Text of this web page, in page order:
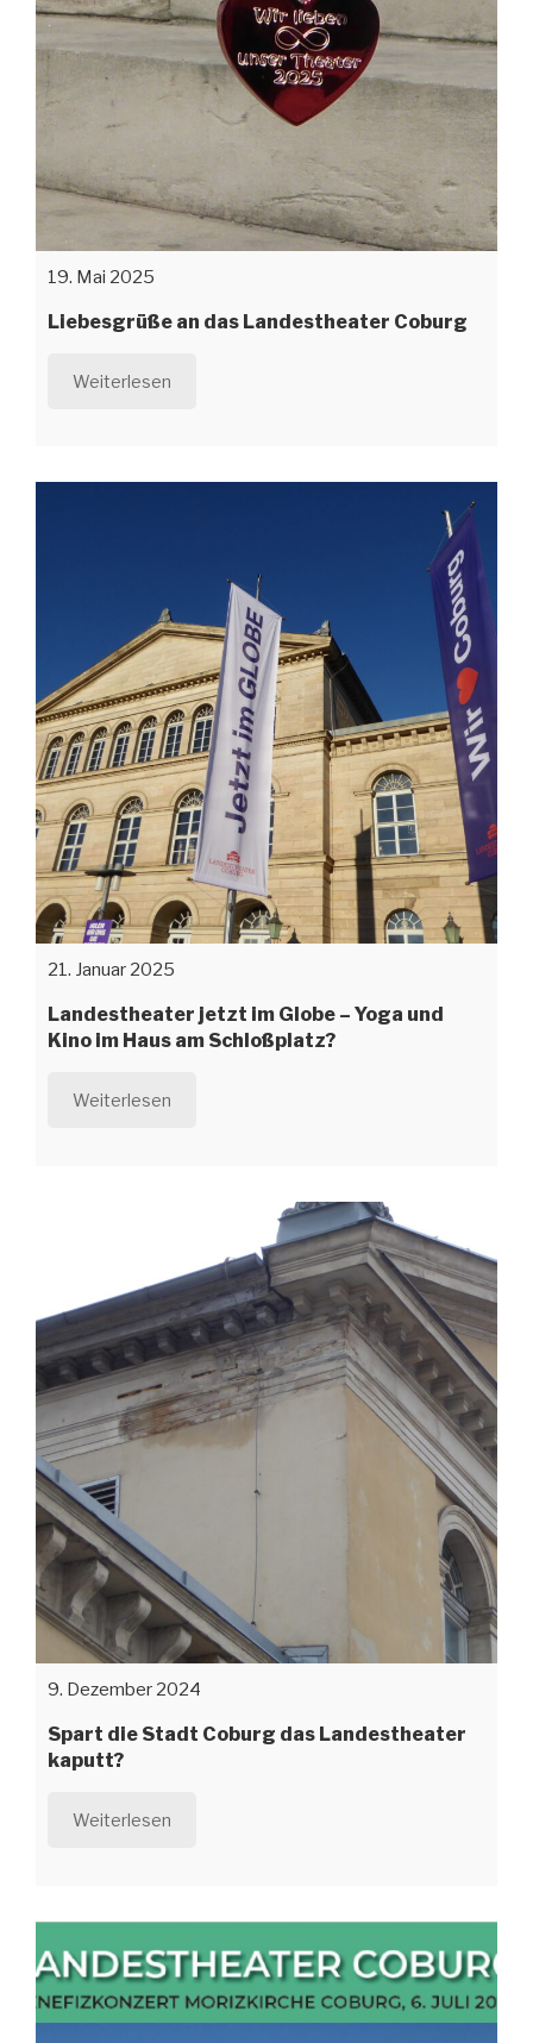
19. Mai 2025
Liebesgrüße an das Landestheater Coburg
Weiterlesen
21. Januar 2025
Landestheater jetzt im Globe – Yoga und
Kino im Haus am Schloßplatz?
Weiterlesen
9. Dezember 2024
Spart die Stadt Coburg das Landestheater
kaputt?
Weiterlesen